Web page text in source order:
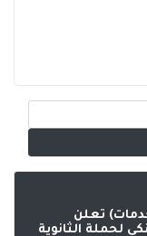
تعلن
لحملة الثانوية